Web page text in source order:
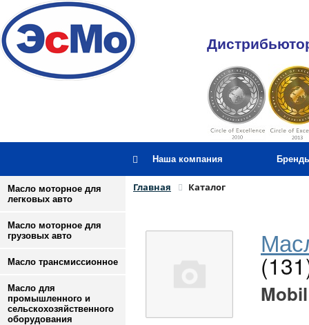
Наша компания
Масло моторное для
легковых авто
Масло моторное для
грузовых авто
Масло трансмиссионное
Масло для
промышленного и
сельскохозяйственного
оборудования
Главная Каталог
Mobil